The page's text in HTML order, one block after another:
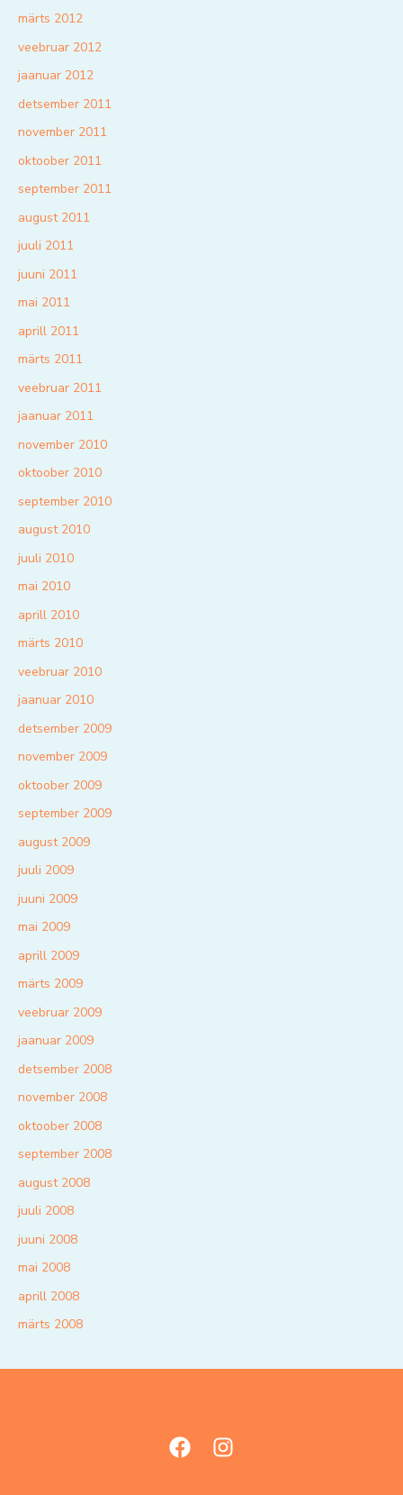
märts 2012
veebruar 2012
jaanuar 2012
detsember 2011
november 2011
oktoober 2011
september 2011
august 2011
juuli 2011
juuni 2011
mai 2011
aprill 2011
märts 2011
veebruar 2011
jaanuar 2011
november 2010
oktoober 2010
september 2010
august 2010
juuli 2010
mai 2010
aprill 2010
märts 2010
veebruar 2010
jaanuar 2010
detsember 2009
november 2009
oktoober 2009
september 2009
august 2009
juuli 2009
juuni 2009
mai 2009
aprill 2009
märts 2009
veebruar 2009
jaanuar 2009
detsember 2008
november 2008
oktoober 2008
september 2008
august 2008
juuli 2008
juuni 2008
mai 2008
aprill 2008
märts 2008